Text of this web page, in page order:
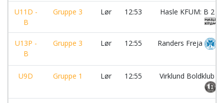
U11D -
B
Gruppe 3 Lør 12:53 Hasle KFUM: B 2
U13P -
B
Gruppe 3 Lør 12:55 Randers Freja
U9D Gruppe 1 Lør 12:55 Virklund Boldklub